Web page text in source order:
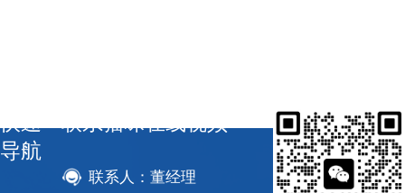
快速
导航
联系猫咪在线视频
联系人：董经理